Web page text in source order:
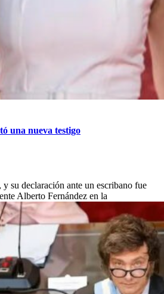
una nueva testigo
su declaración ante un escribano fue
Alberto Fernández en la